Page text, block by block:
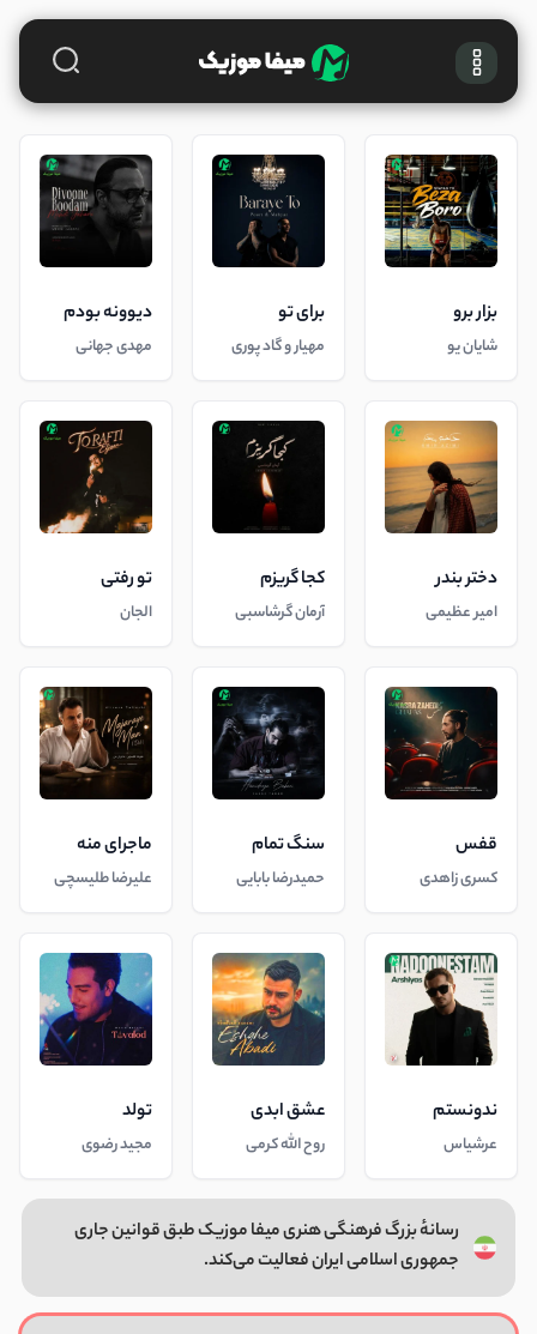
بزار برو
شایان یو
برای تو
مهیار و گاد پوری
دیوونه بودم
مهدی جهانی
دختر بندر
امیر عظیمی
کجا گریزم
آرمان گرشاسبی
تو رفتی
الجان
قفس
کسری زاهدی
سنگ تمام
حمیدرضا بابایی
ماجرای منه
علیرضا طلیسچی
ندونستم
عرشیاس
عشق ابدی
روح الله کرمی
تولد
مجید رضوی
رسانهٔ بزرگ فرهنگی هنری میفا موزیک طبق قوانین جاری
جمهوری اسلامی ایران فعالیت می‌کند.